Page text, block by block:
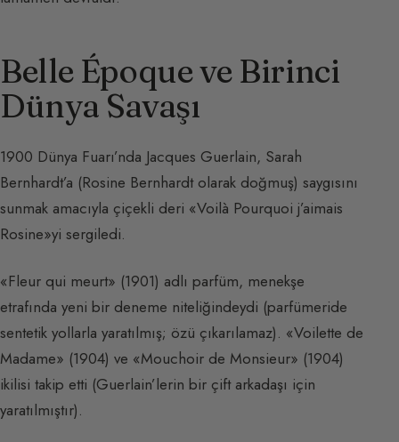
Belle Époque ve Birinci
Dünya Savaşı
1900 Dünya Fuarı’nda Jacques Guerlain, Sarah
Bernhardt’a (Rosine Bernhardt olarak doğmuş) saygısını
sunmak amacıyla çiçekli deri «Voilà Pourquoi j’aimais
Rosine»yi sergiledi.
«Fleur qui meurt» (1901) adlı parfüm, menekşe
etrafında yeni bir deneme niteliğindeydi (parfümeride
sentetik yollarla yaratılmış; özü çıkarılamaz). «Voilette de
Madame» (1904) ve «Mouchoir de Monsieur» (1904)
ikilisi takip etti (Guerlain’lerin bir çift arkadaşı için
yaratılmıştır).